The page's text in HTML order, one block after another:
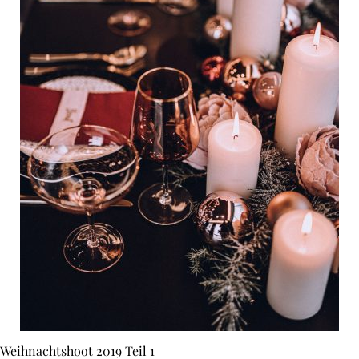
Weihnachtshoot 2019 Teil 1